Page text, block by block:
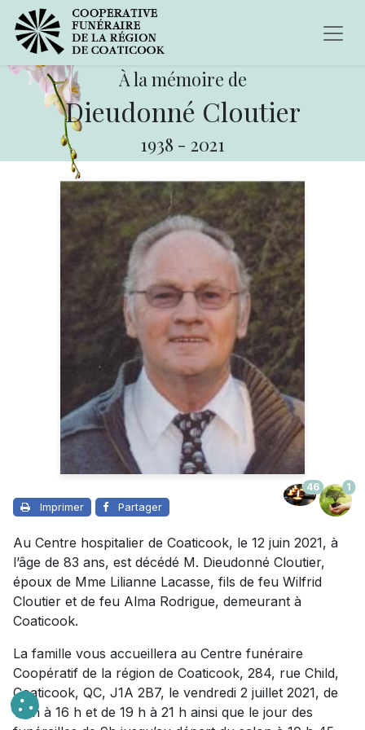
À la mémoire de
Dieudonné Cloutier
1938 - 2021
Imprimer Partager
46 1
Au Centre hospitalier de Coaticook, le 12 juin 2021, à
l’âge de 83 ans, est décédé M. Dieudonné Cloutier,
époux de Mme Lilianne Lacasse, fils de feu Wilfrid
Cloutier et de feu Alma Rodrigue, demeurant à
Coaticook.
La famille vous accueillera au Centre funéraire
Coopératif de la région de Coaticook, 284, rue Child,
Coaticook, QC, J1A 2B7, le vendredi 2 juillet 2021, de
14 h à 16 h et de 19 h à 21 h ainsi que le jour des